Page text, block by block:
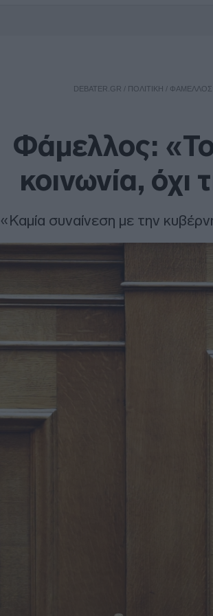
DEBATER.GR / ΠΟΛΙΤΙΚΗ / ΦΆΜΕΛΛΟΣ:
Φάμελλος:
κοινωνία, όχι
«Καμία συναίνεση με την